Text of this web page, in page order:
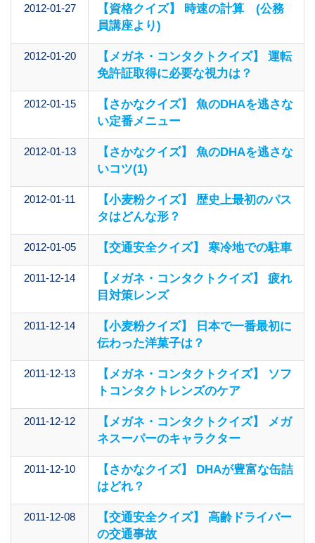
2012-01-27
【資格クイズ】 時速の計算 (公務
員講座より)
2012-01-20
【メガネ・コンタクトクイズ】 運転
免許証取得に必要な視力は？
2012-01-15
【さかなクイズ】 魚のDHAを逃さな
い定番メニュー
2012-01-13
【さかなクイズ】 魚のDHAを逃さな
いコツ(1)
2012-01-11
【小麦粉クイズ】 歴史上最初のパス
タはどんな形？
2012-01-05 【交通安全クイズ】 寒冷地での駐車
2011-12-14
【メガネ・コンタクトクイズ】 疲れ
目対策レンズ
2011-12-14
【小麦粉クイズ】 日本で一番最初に
伝わった洋菓子は？
2011-12-13
【メガネ・コンタクトクイズ】 ソフ
トコンタクトレンズのケア
2011-12-12
【メガネ・コンタクトクイズ】 メガ
ネスーパーのキャラクター
2011-12-10
【さかなクイズ】 DHAが豊富な缶詰
はどれ？
2011-12-08
【交通安全クイズ】 高齢ドライバー
の交通事故